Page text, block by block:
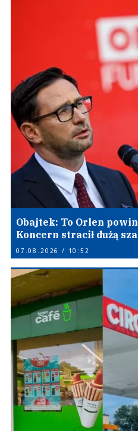
Obajtek: To Orlen
Koncern stracił dużą
07.08.2026 / 10:52